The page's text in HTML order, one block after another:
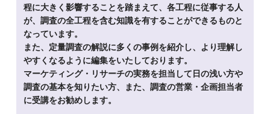
程に大きく影響することを踏まえて、各工程に従事する人
が、調査の全工程を含む知識を有することができるものと
なっています。
また、定量調査の解説に多くの事例を紹介し、より理解し
やすくなるように編集をいたしております。
マーケティング・リサーチの実務を担当して日の浅い方や
調査の基本を知りたい方、また、調査の営業・企画担当者
に受講をお勧めします。